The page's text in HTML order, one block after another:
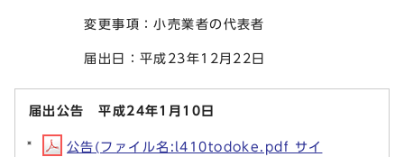
変更事項：小売業者の代表者
届出日：平成23年12月22日
届出公告 平成24年1月10日
公告(ファイル名:l410todoke.pdf サイ